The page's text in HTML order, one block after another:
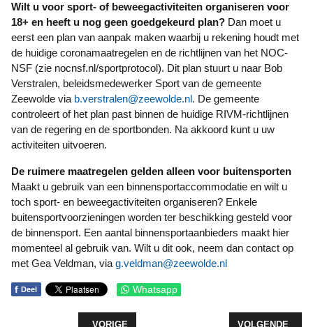
Wilt u voor sport- of beweegactiviteiten organiseren voor
18+ en heeft u nog geen goedgekeurd plan? Dan moet u
eerst een plan van aanpak maken waarbij u rekening houdt met
de huidige coronamaatregelen en de richtlijnen van het NOC-
NSF (zie nocnsf.nl/sportprotocol). Dit plan stuurt u naar Bob
Verstralen, beleidsmedewerker Sport van de gemeente
Zeewolde via b.verstralen@zeewolde.nl. De gemeente
controleert of het plan past binnen de huidige RIVM-richtlijnen
van de regering en de sportbonden. Na akkoord kunt u uw
activiteiten uitvoeren.
De ruimere maatregelen gelden alleen voor buitensporten
Maakt u gebruik van een binnensportaccommodatie en wilt u
toch sport- en beweegactiviteiten organiseren? Enkele
buitensportvoorzieningen worden ter beschikking gesteld voor
de binnensport. Een aantal binnensportaanbieders maakt hier
momenteel al gebruik van. Wilt u dit ook, neem dan contact op
met Gea Veldman, via g.veldman@zeewolde.nl
f Deel Whatsapp
VORIG ARTIKEL: DE SLUIZEN GAAN OPEN!
VORIGE VOLGENDE
VOLGENDE